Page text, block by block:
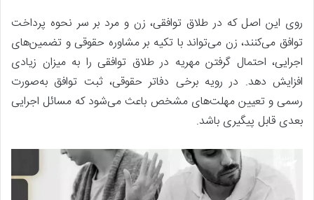
روی این اصل که در طلاق توافقی، زن و مرد بر سر نحوه پرداخت
توافق می‌کنند، زن می‌تواند با تکیه بر مشاوره حقوقی و تضمین‌های
اجرایی، احتمال گرفتن مهریه در طلاق توافقی را به میزان زیادی
افزایش دهد. در رویه برخی دفاتر حقوقی، ثبت توافق به‌صورت
رسمی و تعیین مهلت‌های مشخص باعث می‌شود که مسائل اجرایی
بعدی قابل پیگیری باشد.